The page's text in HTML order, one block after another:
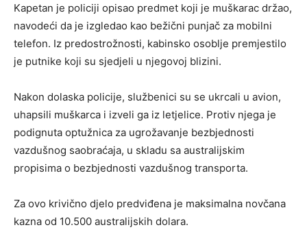
Kapetan je policiji opisao predmet koji je muškarac držao,
navodeći da je izgledao kao bežični punjač za mobilni
telefon. Iz predostrožnosti, kabinsko osoblje premjestilo
je putnike koji su sjedjeli u njegovoj blizini.
Nakon dolaska policije, službenici su se ukrcali u avion,
uhapsili muškarca i izveli ga iz letjelice. Protiv njega je
podignuta optužnica za ugrožavanje bezbjednosti
vazdušnog saobraćaja, u skladu sa australijskim
propisima o bezbjednosti vazdušnog transporta.
Za ovo krivično djelo predviđena je maksimalna novčana
kazna od 10.500 australijskih dolara.